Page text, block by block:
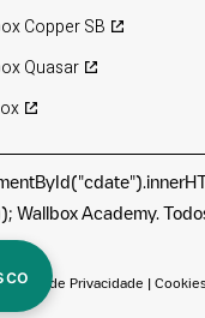
Copper SB
Quasar
Wallbox Academy.
Política de Privacidade | Cookies